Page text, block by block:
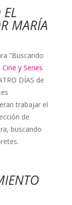
MARÍA
“Buscando
y Series
DÍAS de
trabajar el
de
buscando